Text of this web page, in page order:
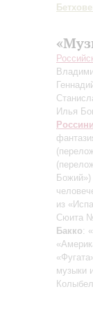
Илья
Божий»)
из
Сюита
Бакко:
музыки